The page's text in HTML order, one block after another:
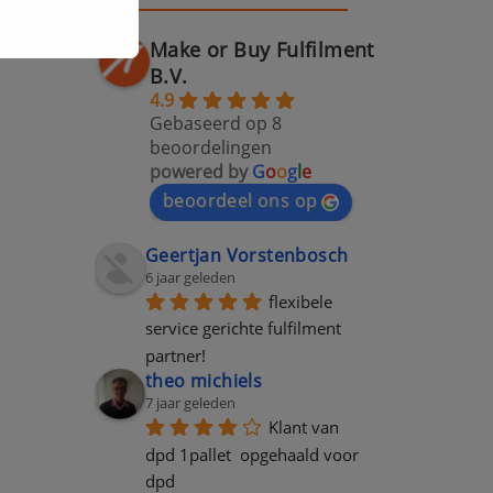
Make or Buy Fulfilment
B.V.
4.9
Gebaseerd op 8
beoordelingen
powered byGoogle
beoordeel ons op
Geertjan Vorstenbosch
6 jaar geleden
flexibele
service gerichte fulfilment
partner!
theo michiels
7 jaar geleden
Klant van
dpd 1pallet  opgehaald voor
dpd